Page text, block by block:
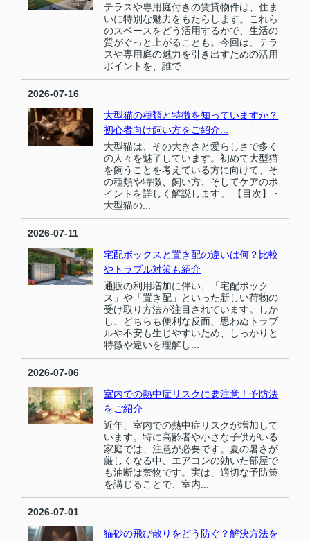
テラスや専用庭付きの賃貸物件は、住ま
いに特別な魅力をもたらします。これら
のスペースをどう活用するかで、生活の
質がぐっと上がることも。今回は、テラ
スや専用庭の魅力を引き出すための活用
ポイントを、誰で...
2026-07-16
大型猫の種類と特徴を知っていますか？
初心者向け飼い方をご紹介...
大型猫は、その大きさと愛らしさで多く
の人々を魅了しています。初めて大型猫
を飼うことを考えている方に向けて、そ
の種類や特徴、飼い方、そしてケアのポ
イントを詳しく解説します。 【目次】・
大型猫の...
2026-07-11
宅配ボックスと置き配の違いは何？比較
やトラブル対策も紹介
通販の利用増加に伴い、「宅配ボック
ス」や「置き配」といった新しい荷物の
受け取り方法が注目されています。しか
し、どちらも便利な反面、思わぬトラブ
ルや不安も生じやすいため、しっかりと
特徴や違いを理解し...
2026-07-06
室内での熱中症リスクに要注意！予防法
をご紹介
近年、室内での熱中症リスクが増加して
います。特に高齢者や小さな子供がいる
家庭では、注意が必要です。夏の暑さが
厳しくなる中、エアコンの効いた部屋で
も油断は禁物です。実は、適切な予防策
を講じることで、室内...
2026-07-01
猫砂の飛び散りをどう防ぐ？解決方法を